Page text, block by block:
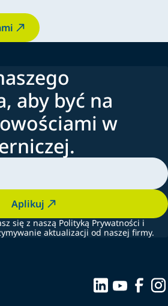
aby być na
w
Aplikuj
się z naszą Polityką Prywatności i
aktualizacji od naszej firmy.